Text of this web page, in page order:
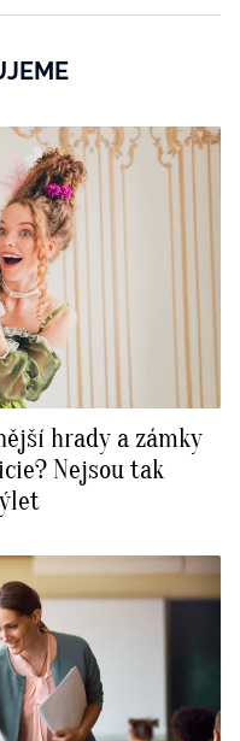
hrady a zámky
Nejsou tak